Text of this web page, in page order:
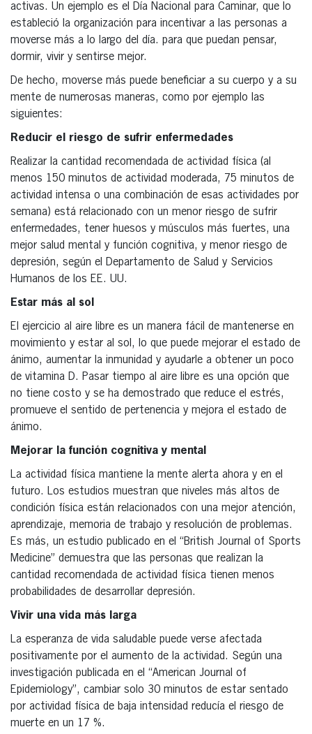
activas. Un ejemplo es el Día Nacional para Caminar, que lo
estableció la organización para incentivar a las personas a
moverse más a lo largo del día. para que puedan pensar,
dormir, vivir y sentirse mejor.
De hecho, moverse más puede beneficiar a su cuerpo y a su
mente de numerosas maneras, como por ejemplo las
siguientes:
Reducir el riesgo de sufrir enfermedades
Realizar la cantidad recomendada de actividad física (al
menos 150 minutos de actividad moderada, 75 minutos de
actividad intensa o una combinación de esas actividades por
semana) está relacionado con un menor riesgo de sufrir
enfermedades, tener huesos y músculos más fuertes, una
mejor salud mental y función cognitiva, y menor riesgo de
depresión, según el Departamento de Salud y Servicios
Humanos de los EE. UU.
Estar más al sol
El ejercicio al aire libre es un manera fácil de mantenerse en
movimiento y estar al sol, lo que puede mejorar el estado de
ánimo, aumentar la inmunidad y ayudarle a obtener un poco
de vitamina D. Pasar tiempo al aire libre es una opción que
no tiene costo y se ha demostrado que reduce el estrés,
promueve el sentido de pertenencia y mejora el estado de
ánimo.
Mejorar la función cognitiva y mental
La actividad física mantiene la mente alerta ahora y en el
futuro. Los estudios muestran que niveles más altos de
condición física están relacionados con una mejor atención,
aprendizaje, memoria de trabajo y resolución de problemas.
Es más, un estudio publicado en el “British Journal of Sports
Medicine” demuestra que las personas que realizan la
cantidad recomendada de actividad física tienen menos
probabilidades de desarrollar depresión.
Vivir una vida más larga
La esperanza de vida saludable puede verse afectada
positivamente por el aumento de la actividad. Según una
investigación publicada en el “American Journal of
Epidemiology”, cambiar solo 30 minutos de estar sentado
por actividad física de baja intensidad reducía el riesgo de
muerte en un 17 %.